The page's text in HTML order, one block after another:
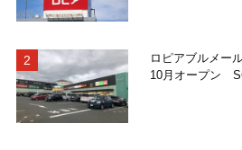
ロピアブルメー
10月オープン